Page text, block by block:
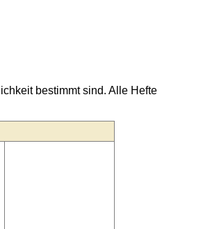
bestimmt sind. Alle Hefte